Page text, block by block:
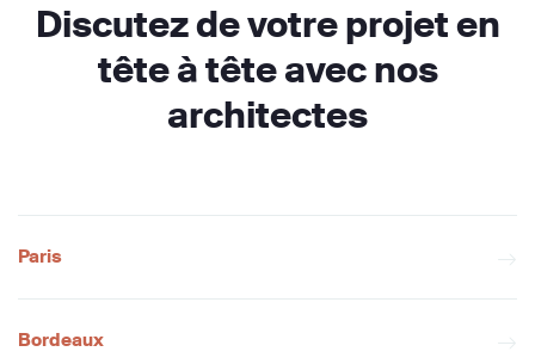
Discutez de votre projet en
tête à tête avec nos
architectes
Paris
Bordeaux